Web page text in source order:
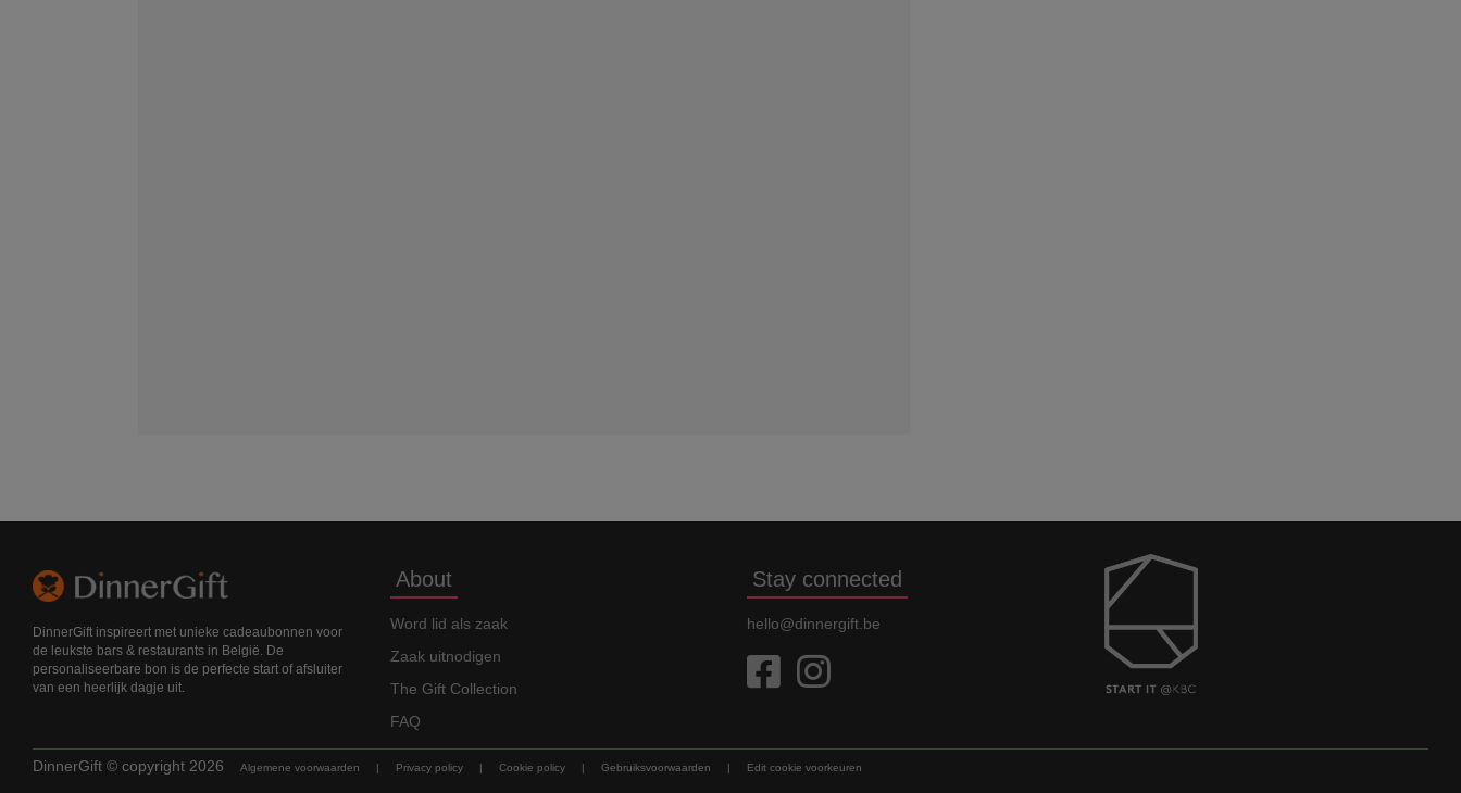
DinnerGift inspireert met unieke cadeaubonnen voor
de leukste bars & restaurants in België. De
personaliseerbare bon is de perfecte start of afsluiter
van een heerlijk dagje uit.
About
Word lid als zaak
Zaak uitnodigen
The Gift Collection
FAQ
Stay connected
hello@dinnergift.be
DinnerGift © copyright 2026 Algemene voorwaarden | Privacy policy | Cookie policy | Gebruiksvoorwaarden | Edit cookie voorkeuren